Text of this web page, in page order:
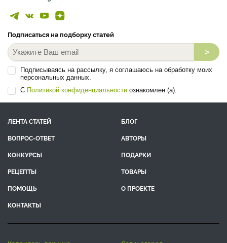
Подписаться на подборку статей
>
Подписываясь на рассылку, я соглашаюсь на обработку моих
персональных данных.
С Политикой конфиденциальности ознакомлен (а).
ЛЕНТА СТАТЕЙ
БЛОГ
ВОПРОС-ОТВЕТ
АВТОРЫ
КОНКУРСЫ
ПОДАРКИ
РЕЦЕПТЫ
ТОВАРЫ
ПОМОЩЬ
О ПРОЕКТЕ
КОНТАКТЫ